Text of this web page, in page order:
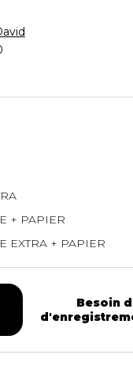
+ PAPIER
EXTRA + PAPIER
Besoin